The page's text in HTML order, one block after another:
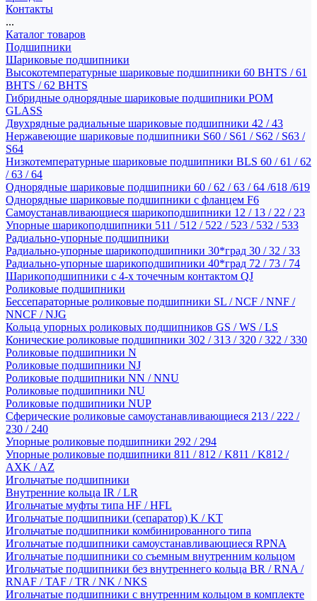
Контакты
...
Каталог товаров
Подшипники
Шариковые подшипники
Высокотемпературные шариковые подшипники 60 BHTS / 61
BHTS / 62 BHTS
Гибридные однорядные шариковые подшипники POM
GLASS
Двухрядные радиальные шариковые подшипники 42 / 43
Нержавеющие шариковые подшипники S60 / S61 / S62 / S63 /
S64
Низкотемпературные шариковые подшипники BLS 60 / 61 / 62
/ 63 / 64
Однорядные шариковые подшипники 60 / 62 / 63 / 64 /618 /619
Однорядные шариковые подшипники с фланцем F6
Самоустанавливающиеся шарикоподшипники 12 / 13 / 22 / 23
Упорные шарикоподшипники 511 / 512 / 522 / 523 / 532 / 533
Радиально-упорные подшипники
Радиально-упорные шарикоподшипники 30*град 30 / 32 / 33
Радиально-упорные шарикоподшипники 40*град 72 / 73 / 74
Шарикоподшипники с 4-х точечным контактом QJ
Роликовые подшипники
Бессепараторные роликовые подшипники SL / NCF / NNF /
NNCF / NJG
Кольца упорных роликовых подшипников GS / WS / LS
Конические роликовые подшипники 302 / 313 / 320 / 322 / 330
Роликовые подшипники N
Роликовые подшипники NJ
Роликовые подшипники NN / NNU
Роликовые подшипники NU
Роликовые подшипники NUP
Сферические роликовые самоустанавливающиеся 213 / 222 /
230 / 240
Упорные роликовые подшипники 292 / 294
Упорные роликовые подшипники 811 / 812 / K811 / K812 /
AXK / AZ
Игольчатые подшипники
Внутренние кольца IR / LR
Игольчатые муфты типа HF / HFL
Игольчатые подшипники (сепаратор) K / KT
Игольчатые подшипники комбинированного типа
Игольчатые подшипники самоустанавливающиеся RPNA
Игольчатые подшипники со съемным внутренним кольцом
Игольчатые подшипники без внутреннего кольца BR / RNA /
RNAF / TAF / TR / NK / NKS
Игольчатые подшипники с внутренним кольцом в комплекте